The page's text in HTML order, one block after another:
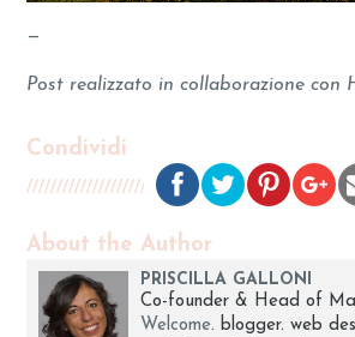
—
Post realizzato in collaborazione con
Condividi
About the Author
PRISCILLA GALLONI
Co-founder & Head of
Welcome. blogger. web